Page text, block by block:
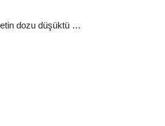
dozu düşüktü …